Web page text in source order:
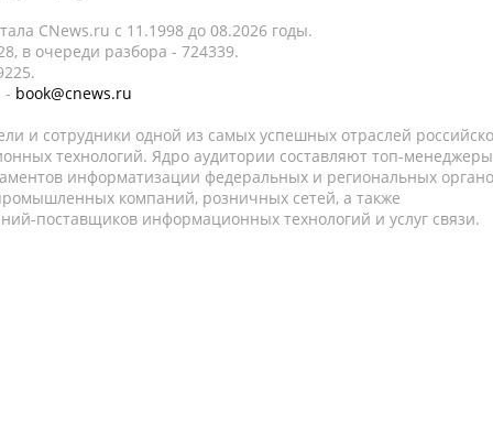
CNews.ru c 11.1998 до 08.2026 годы.
в очереди разбора - 724339.
- book@cnews.ru
и сотрудники одной из самых успешных отраслей
технологий. Ядро аудитории составляют топ-
информатизации федеральных и региональных
компаний, розничных сетей, а также
поставщиков информационных технологий и услуг связи.